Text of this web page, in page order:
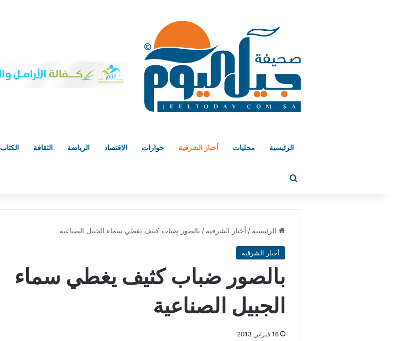
الرئيسية محليات أخبار الشرقية حوارات الاقتصاد الرياضة الثقافة الكتاب
الرئيسية / أخبار الشرقية / بالصور ضباب كثيف يغطي سماء الجبيل الصناعية
أخبار الشرقية
بالصور ضباب كثيف يغطي سماء
الجبيل الصناعية
16 فبراير, 2013